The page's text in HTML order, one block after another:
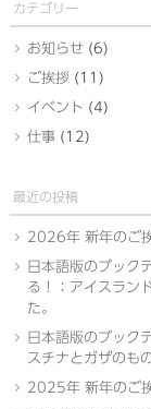
カテゴリー
お知らせ (6)
ご挨拶(11)
イベント (4)
仕事(12)
最近の投稿
2026年 新年のご
日本語版のブック
る！：アイスラン
た。
日本語版のブック
スチナとガザのも
2025年 新年のご